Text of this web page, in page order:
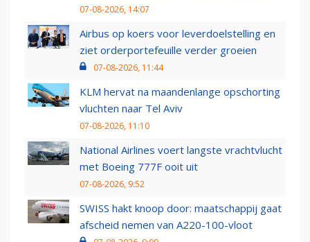
07-08-2026, 14:07
Airbus op koers voor leverdoelstelling en
ziet orderportefeuille verder groeien
07-08-2026, 11:44
KLM hervat na maandenlange opschorting
vluchten naar Tel Aviv
07-08-2026, 11:10
National Airlines voert langste vrachtvlucht
met Boeing 777F ooit uit
07-08-2026, 9:52
SWISS hakt knoop door: maatschappij gaat
afscheid nemen van A220-100-vloot